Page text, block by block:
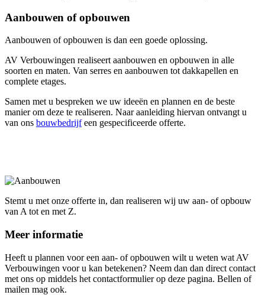
Aanbouwen of opbouwen
Aanbouwen of opbouwen is dan een goede oplossing.
AV Verbouwingen realiseert aanbouwen en opbouwen in alle
soorten en maten. Van serres en aanbouwen tot dakkapellen en
complete etages.
Samen met u bespreken we uw ideeën en plannen en de beste
manier om deze te realiseren. Naar aanleiding hiervan ontvangt u
van ons bouwbedrijfeen gespecificeerde offerte.
Stemt u met onze offerte in, dan realiseren wij uw aan- of opbouw
van A tot en met Z.
Meer informatie
Heeft u plannen voor een aan- of opbouwen wilt u weten wat AV
Verbouwingen voor u kan betekenen? Neem dan dan direct contact
met ons op middels het contactformulier op deze pagina. Bellen of
mailen mag ook.